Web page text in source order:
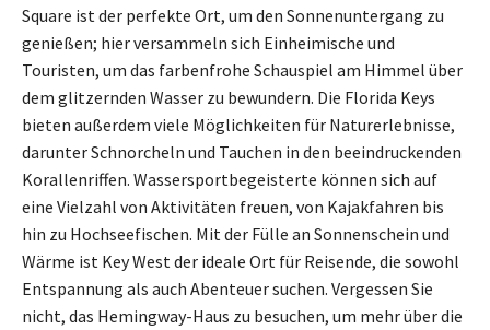
Square ist der perfekte Ort, um den Sonnenuntergang zu
genießen; hier versammeln sich Einheimische und
Touristen, um das farbenfrohe Schauspiel am Himmel über
dem glitzernden Wasser zu bewundern. Die Florida Keys
bieten außerdem viele Möglichkeiten für Naturerlebnisse,
darunter Schnorcheln und Tauchen in den beeindruckenden
Korallenriffen. Wassersportbegeisterte können sich auf
eine Vielzahl von Aktivitäten freuen, von Kajakfahren bis
hin zu Hochseefischen. Mit der Fülle an Sonnenschein und
Wärme ist Key West der ideale Ort für Reisende, die sowohl
Entspannung als auch Abenteuer suchen. Vergessen Sie
nicht, das Hemingway-Haus zu besuchen, um mehr über die